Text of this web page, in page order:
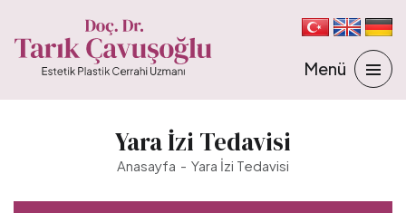
Yara İzi Tedavisi
Anasayfa Yara İzi Tedavisi